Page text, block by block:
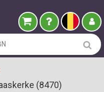
(8470)